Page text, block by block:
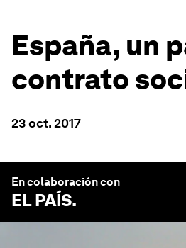
España, un
contrato
23 oct. 2017
En colaboración con
EL PAÍS.